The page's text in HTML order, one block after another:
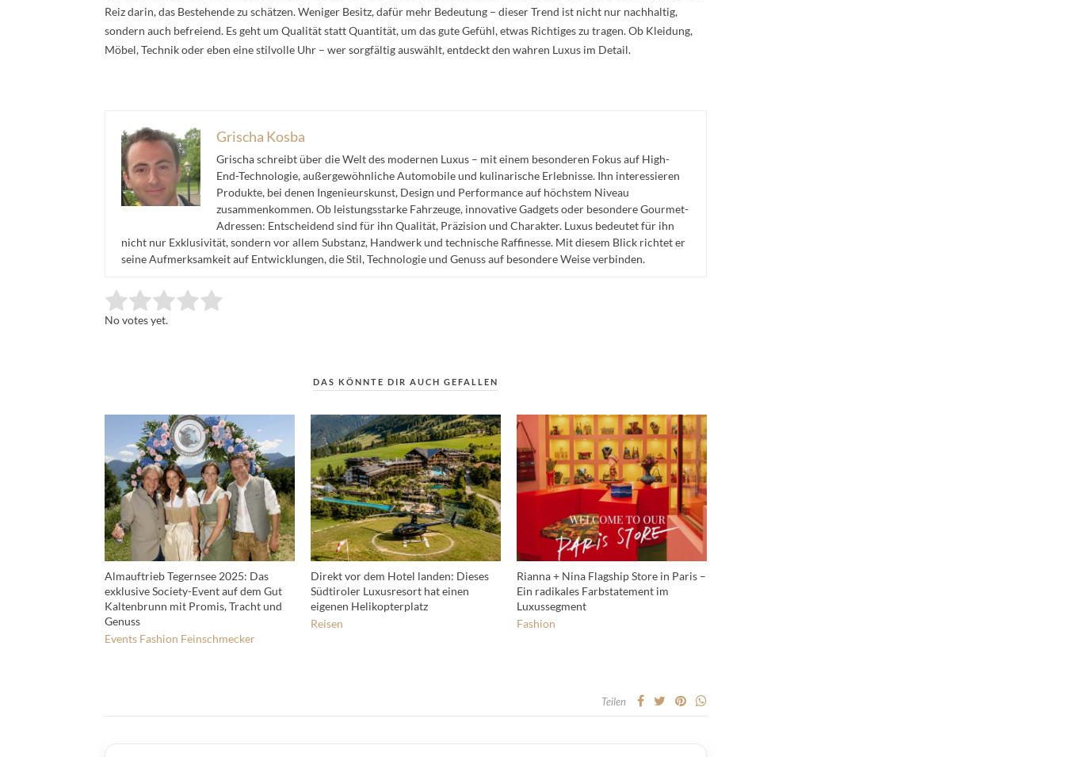
Reiz darin, das Bestehende zu schätzen. Weniger Besitz, dafür mehr Bedeutung – dieser Trend ist nicht nur nachhaltig,
sondern auch befreiend. Es geht um Qualität statt Quantität, um das gute Gefühl, etwas Richtiges zu tragen. Ob Kleidung,
Möbel, Technik oder eben eine stilvolle Uhr – wer sorgfältig auswählt, entdeckt den wahren Luxus im Detail.
Grischa Kosba
Grischa schreibt über die Welt des modernen Luxus – mit einem besonderen Fokus auf High-
End-Technologie, außergewöhnliche Automobile und kulinarische Erlebnisse. Ihn interessieren
Produkte, bei denen Ingenieurskunst, Design und Performance auf höchstem Niveau
zusammenkommen. Ob leistungsstarke Fahrzeuge, innovative Gadgets oder besondere Gourmet-
Adressen: Entscheidend sind für ihn Qualität, Präzision und Charakter. Luxus bedeutet für ihn
nicht nur Exklusivität, sondern vor allem Substanz, Handwerk und technische Raffinesse. Mit diesem Blick richtet er
seine Aufmerksamkeit auf Entwicklungen, die Stil, Technologie und Genuss auf besondere Weise verbinden.
Rate this item: Submit Rating
No votes yet.
DAS KÖNNTE DIR AUCH GEFALLEN
Almauftrieb Tegernsee 2025: Das
exklusive Society-Event auf dem Gut
Kaltenbrunn mit Promis, Tracht und
Genuss
Events Fashion Feinschmecker
Direkt vor dem Hotel landen: Dieses
Südtiroler Luxusresort hat einen
eigenen Helikopterplatz
Reisen
Rianna + Nina Flagship Store in Paris –
Ein radikales Farbstatement im
Luxussegment
Fashion
Teilen